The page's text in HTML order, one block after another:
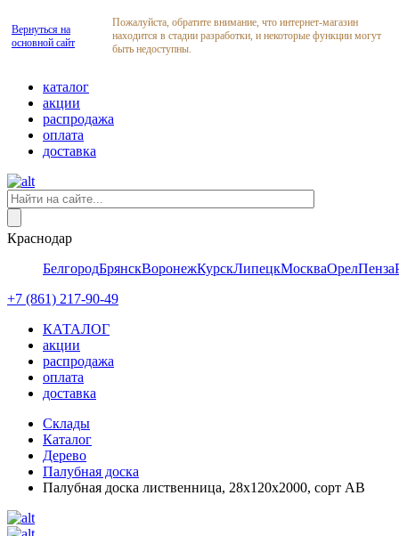
Вернуться на
основной сайт
Пожалуйста, обратите внимание, что интернет-магазин
находится в стадии разработки, и некоторые функции могут
быть недоступны.
каталог
акции
распродажа
оплата
доставка
Краснодар
БелгородБрянскВоронежКурскЛипецкМоскваОрелПенза
+7 (861) 217-90-49
КАТАЛОГ
акции
распродажа
оплата
доставка
Склады
Каталог
Дерево
Палубная доска
Палубная доска лиственница, 28х120х2000, сорт АВ